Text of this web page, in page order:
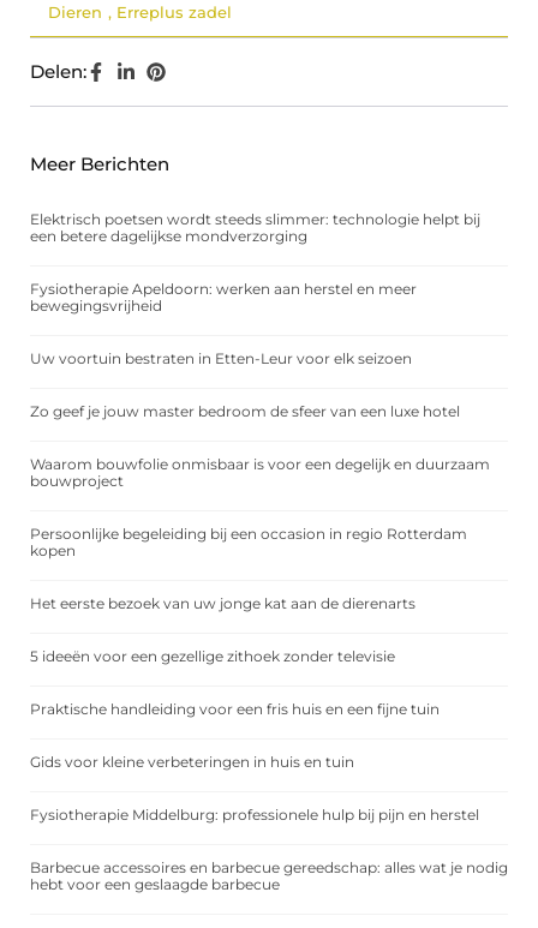
Dieren , Erreplus zadel
Delen:
Meer Berichten
Elektrisch poetsen wordt steeds slimmer: technologie helpt bij
een betere dagelijkse mondverzorging
Fysiotherapie Apeldoorn: werken aan herstel en meer
bewegingsvrijheid
Uw voortuin bestraten in Etten-Leur voor elk seizoen
Zo geef je jouw master bedroom de sfeer van een luxe hotel
Waarom bouwfolie onmisbaar is voor een degelijk en duurzaam
bouwproject
Persoonlijke begeleiding bij een occasion in regio Rotterdam
kopen
Het eerste bezoek van uw jonge kat aan de dierenarts
5 ideeën voor een gezellige zithoek zonder televisie
Praktische handleiding voor een fris huis en een fijne tuin
Gids voor kleine verbeteringen in huis en tuin
Fysiotherapie Middelburg: professionele hulp bij pijn en herstel
Barbecue accessoires en barbecue gereedschap: alles wat je nodig
hebt voor een geslaagde barbecue